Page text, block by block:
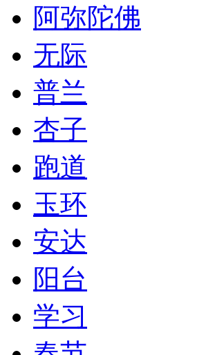
阿弥陀佛
无际
普兰
杏子
跑道
玉环
安达
阳台
学习